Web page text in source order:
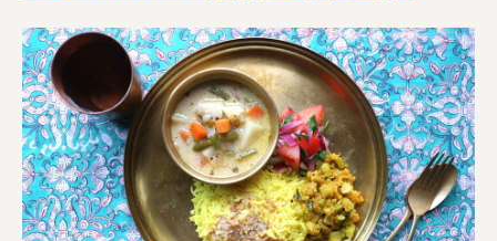
よくある質問 オーガニックって何
お届け情報 生産者・製造者
取扱店 ビオママクラブ
お問い合わせ 放射性物質への対応
会社概要 採用情報